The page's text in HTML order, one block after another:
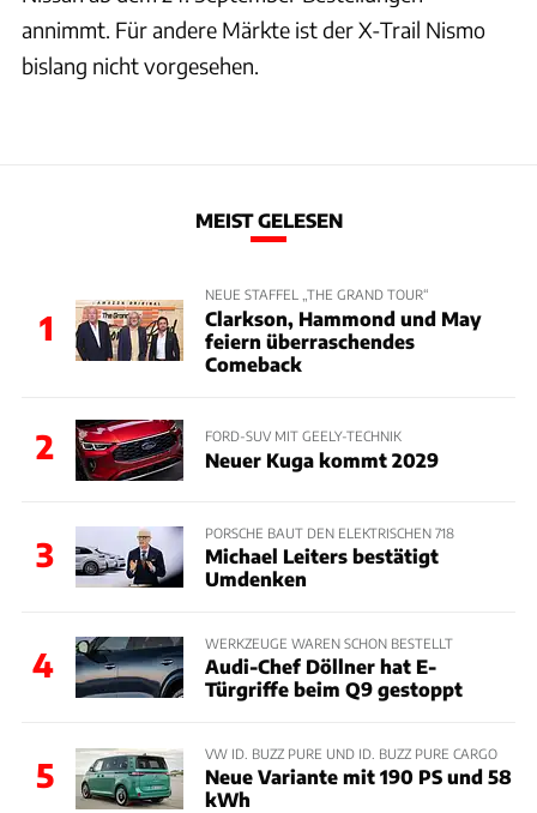
annimmt. Für andere Märkte ist der X-Trail Nismo
bislang nicht vorgesehen.
MEIST GELESEN
1
NEUE STAFFEL „THE GRAND TOUR“
Clarkson, Hammond und May
feiern überraschendes
Comeback
2 FORD-SUV MIT GEELY-TECHNIK
Neuer Kuga kommt 2029
3
PORSCHE BAUT DEN ELEKTRISCHEN 718
Michael Leiters bestätigt
Umdenken
4
WERKZEUGE WAREN SCHON BESTELLT
Audi-Chef Döllner hat E-
Türgriffe beim Q9 gestoppt
5
VW ID. BUZZ PURE UND ID. BUZZ PURE CARGO
Neue Variante mit 190 PS und 58
kWh